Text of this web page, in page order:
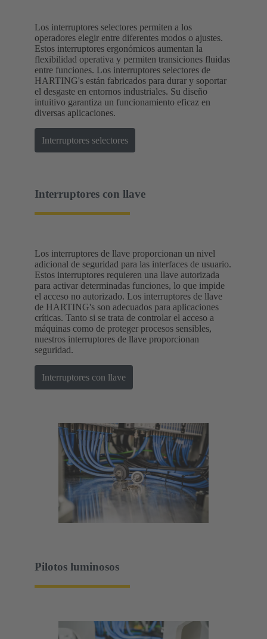
Los interruptores selectores permiten a los
operadores elegir entre diferentes modos o ajustes.
Estos interruptores ergonómicos aumentan la
flexibilidad operativa y permiten transiciones fluidas
entre funciones. Los interruptores selectores de
HARTING's están fabricados para durar y soportar
el desgaste en entornos industriales. Su diseño
intuitivo garantiza un funcionamiento eficaz en
diversas aplicaciones.
Interruptores selectores
Interruptores con llave
Los interruptores de llave proporcionan un nivel
adicional de seguridad para las interfaces de usuario.
Estos interruptores requieren una llave autorizada
para activar determinadas funciones, lo que impide
el acceso no autorizado. Los interruptores de llave
de HARTING's son adecuados para aplicaciones
críticas. Tanto si se trata de controlar el acceso a
máquinas como de proteger procesos sensibles,
nuestros interruptores de llave proporcionan
seguridad.
Interruptores con llave
Pilotos luminosos